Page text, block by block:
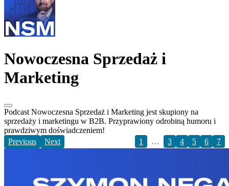
Nowoczesna Sprzedaż i
Marketing
Podcast Nowoczesna Sprzedaż i Marketing jest skupiony na
sprzedaży i marketingu w B2B. Przyprawiony odrobiną humoru i
prawdziwym doświadczeniem!
Previous
Next 1 … 3 4 5 6 7